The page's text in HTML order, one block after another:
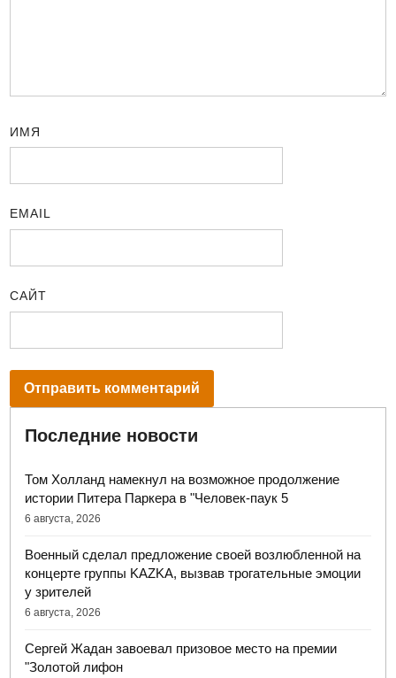
ИМЯ
EMAIL
САЙТ
Последние новости
Том Холланд намекнул на возможное продолжение
истории Питера Паркера в "Человек-паук 5
6 августа, 2026
Военный сделал предложение своей возлюбленной на
концерте группы KAZKA, вызвав трогательные эмоции
у зрителей
6 августа, 2026
Сергей Жадан завоевал призовое место на премии
"Золотой лифон